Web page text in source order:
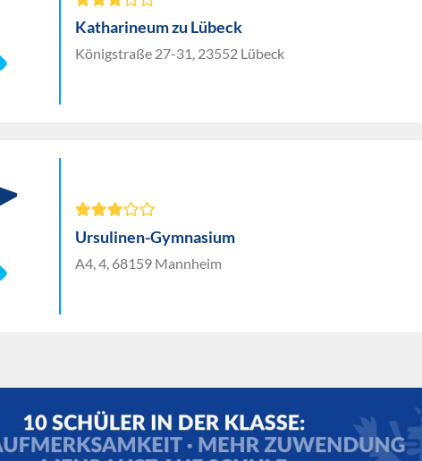
Katharineum zu Lübeck
Königstraße 27-31, 23552 Lübeck
Ursulinen-Gymnasium
A4, 4, 68159 Mannheim